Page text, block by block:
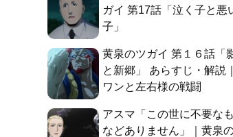
ガイ 第17話「泣く子と悪
子」
黄泉のツガイ 第１６話「
と新郷」 あらすじ・解説
ワンと左右様の戦闘
アスマ「この世に不要な
などありません」｜黄泉